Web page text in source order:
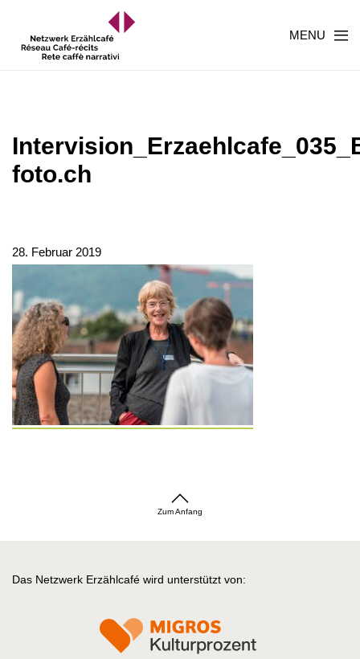
MENU
foto.ch
28. Februar 2019
Zum Anfang
Das Netzwerk Erzählcafé wird unterstützt von: